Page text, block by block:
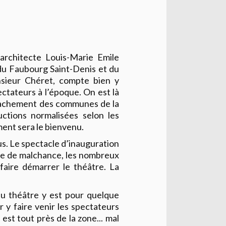
Louis-Marie Emile
Faubourg Saint-Denis et du
Chéret, compte bien y
à l’époque. On est là
des communes de la
normalisées selon les
sera le bienvenu.
Le spectacle d’inauguration
de malchance, les nombreux
démarrer le théâtre. La
théâtre y est pour quelque
y faire venir les spectateurs
tout près de la zone... mal